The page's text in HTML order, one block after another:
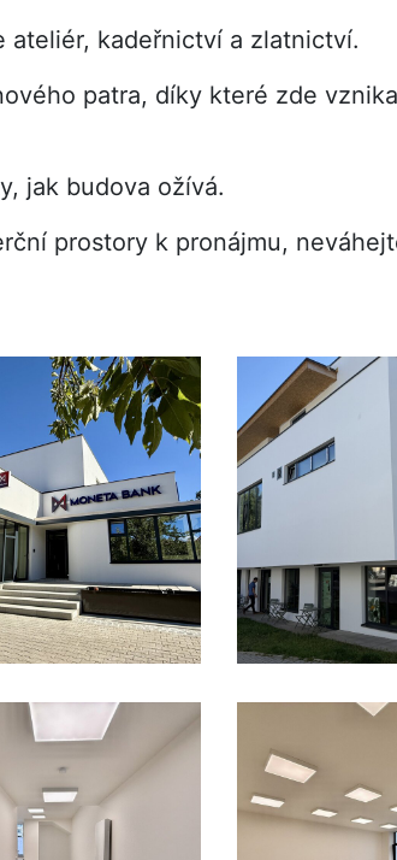
ateliér, kadeřnictví a zlatnictví.
patra, díky které zde
jak budova ožívá.
prostory k pronájmu,